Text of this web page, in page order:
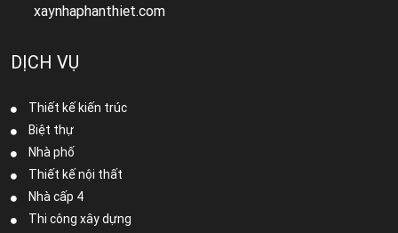
xaynhaphanthiet.com
DỊCH VỤ
Thiết kế kiến trúc
Biệt thự
Nhà phố
Thiết kế nội thất
Nhà cấp 4
Thi công xây dựng